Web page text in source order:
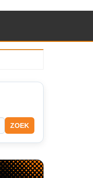
ZOEK